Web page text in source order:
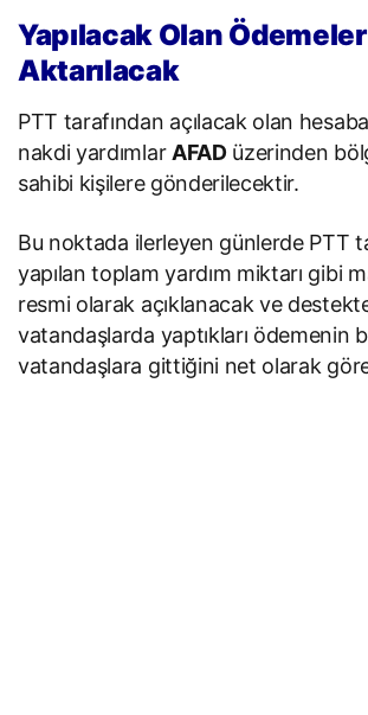
Yapılacak Olan Ödemeler
Aktarılacak
PTT tarafından açılacak olan
nakdi yardımlar AFADüzerinden
sahibi kişilere gönderilecektir.
Bu noktada ilerleyen günlerde PTT
yapılan toplam yardım miktarı gibi
resmi olarak açıklanacak ve
vatandaşlarda yaptıkları ödemenin
vatandaşlara gittiğini net olarak